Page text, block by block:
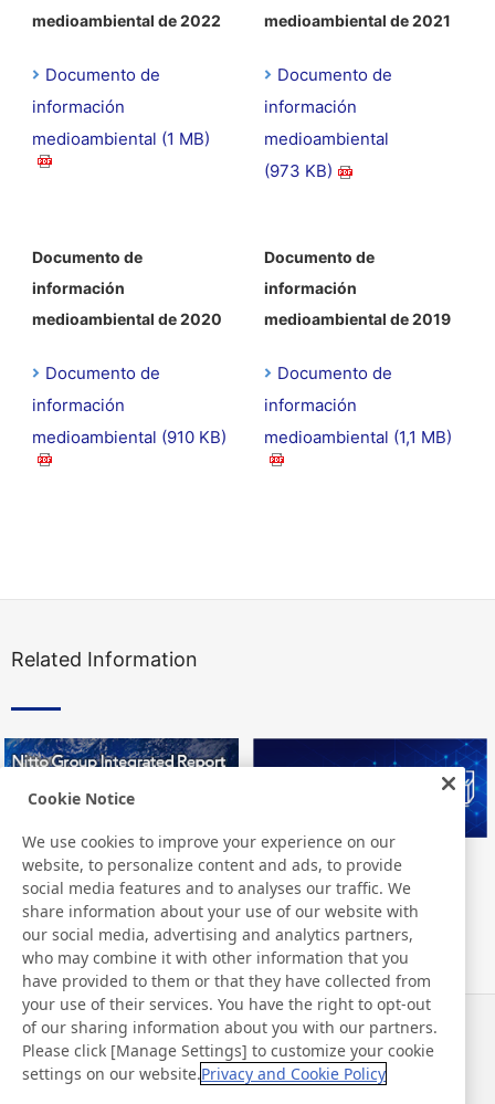
medioambiental de 2022
Documento de
información
medioambiental (1 MB)
medioambiental de 2021
Documento de
información
medioambiental
(973 KB)
Documento de
información
medioambiental de 2020
Documento de
información
medioambiental (910 KB)
Documento de
información
medioambiental de 2019
Documento de
información
medioambiental (1,1 MB)
Related Information
Nitto Group Integrated Report Nitto Library
Noticias
Contacto
Preguntas frecuentes
Cookie Notice
We use cookies to improve your experience on our
website, to personalize content and ads, to provide
social media features and to analyses our traffic. We
share information about your use of our website with
our social media, advertising and analytics partners,
who may combine it with other information that you
have provided to them or that they have collected from
your use of their services. You have the right to opt-out
of our sharing information about you with our partners.
Please click [Manage Settings] to customize your cookie
settings on our website.Privacy and Cookie Policy